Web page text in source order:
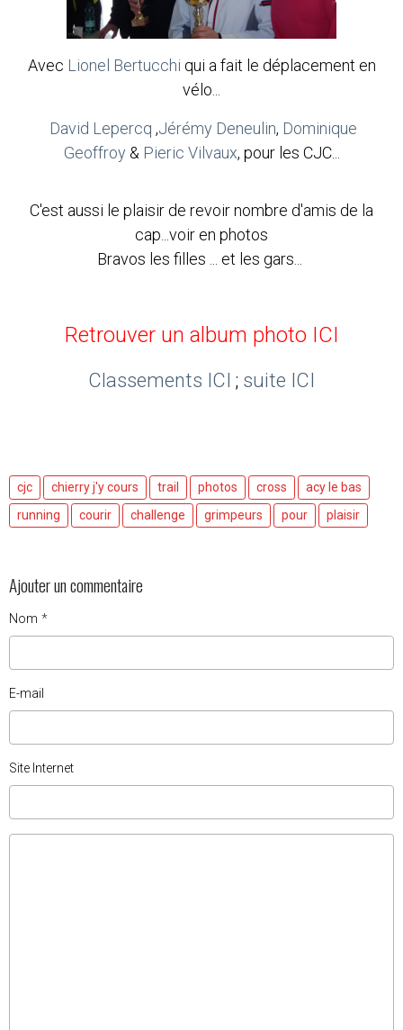
Avec Lionel Bertucchi qui a fait le déplacement en
vélo...
David Lepercq ,Jérémy Deneulin, Dominique
Geoffroy & Pieric Vilvaux, pour les CJC...
C'est aussi le plaisir de revoir nombre d'amis de la
cap...voir en photos
Bravos les filles ... et les gars...
Retrouver un album photo ICI
Classements ICI ; suite ICI
cjc chierry j'y cours trail photos cross
acy le bas
running
courir challenge grimpeurs pour plaisir
Ajouter un commentaire
Nom
E-mail
Site Internet